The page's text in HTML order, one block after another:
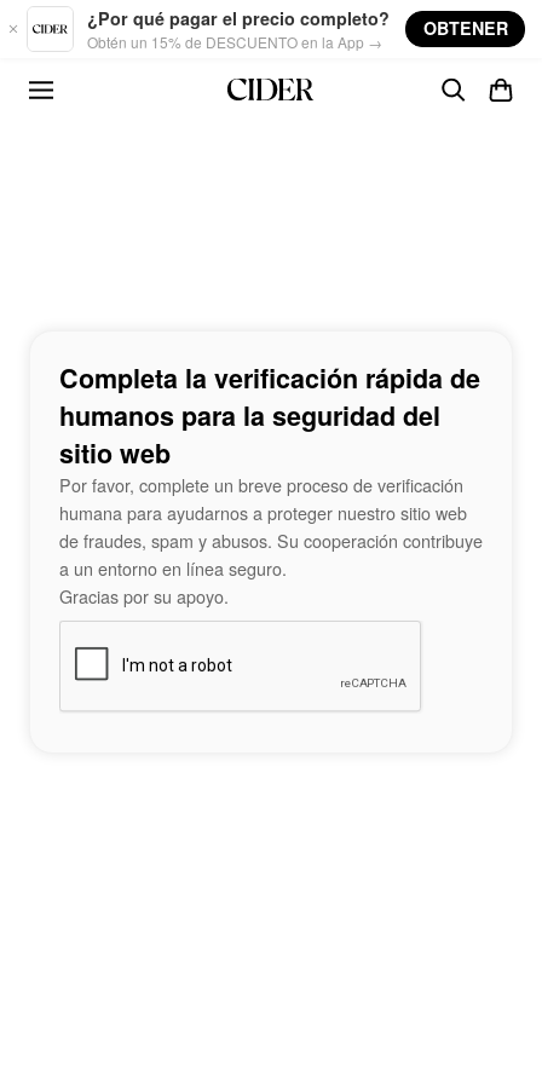
Skip to main content
¿Por qué pagar el precio completo?
Obtén un 15% de DESCUENTO en la App →
OBTENER
Completa la verificación rápida de
humanos para la seguridad del
sitio web
Por favor, complete un breve proceso de verificación
humana para ayudarnos a proteger nuestro sitio web
de fraudes, spam y abusos. Su cooperación contribuye
a un entorno en línea seguro.
Gracias por su apoyo.